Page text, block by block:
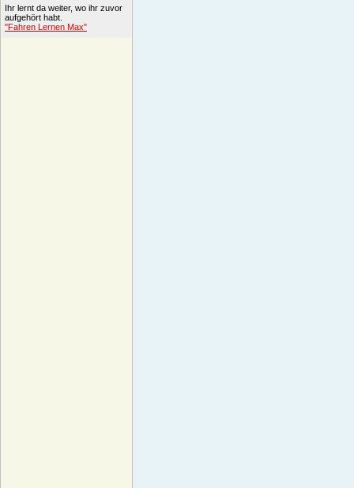
Ihr lernt da weiter, wo ihr zuvor
aufgehört habt.
"Fahren Lernen Max"